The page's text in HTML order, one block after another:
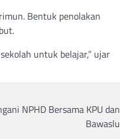
Bentuk penolakan
untuk belajar,” ujar
NPHD Bersama KPU dan
Bawaslu